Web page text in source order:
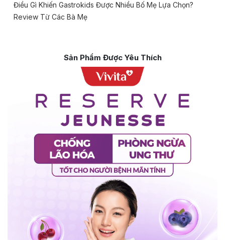
Điều Gì Khiến Gastrokids Được Nhiều Bố Mẹ Lựa Chọn?
Review Từ Các Bà Mẹ
Sản Phẩm Được Yêu Thích